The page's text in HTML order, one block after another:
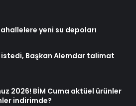
yeni su depoları
istedi, Başkan Alemdar talimat
2026! BİM Cuma aktüel ürünler
indirimde?